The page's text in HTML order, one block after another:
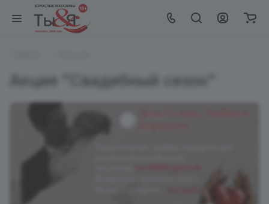
Акция "Свадебный сезон"